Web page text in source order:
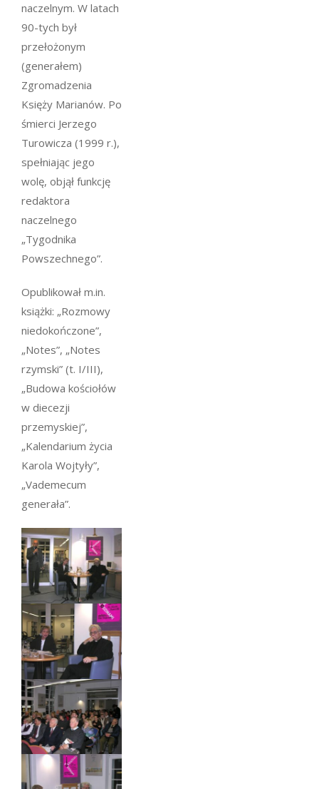
naczelnym. W latach
90-tych był
przełożonym
(generałem)
Zgromadzenia
Księży Marianów. Po
śmierci Jerzego
Turowicza (1999 r.),
spełniając jego
wolę, objął funkcję
redaktora
naczelnego
„Tygodnika
Powszechnego”.
Opublikował m.in.
książki: „Rozmowy
niedokończone”,
„Notes”, „Notes
rzymski” (t. I/III),
„Budowa kościołów
w diecezji
przemyskiej”,
„Kalendarium życia
Karola Wojtyły”,
„Vademecum
generała”.